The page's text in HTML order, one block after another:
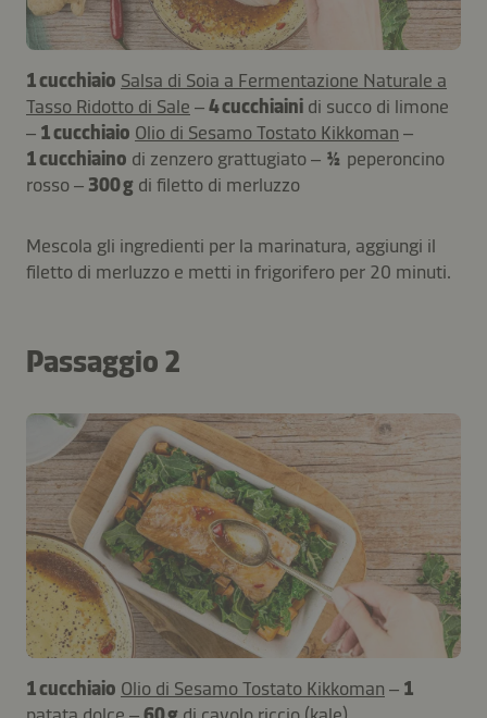
1 cucchiaio Salsa di Soia a Fermentazione Naturale a
Tasso Ridotto di Sale –4 cucchiaini di succo di limone
– 1 cucchiaio Olio di Sesamo Tostato Kikkoman –
1 cucchiaino di zenzero grattugiato – ½ peperoncino
rosso – 300 g di filetto di merluzzo
Mescola gli ingredienti per la marinatura, aggiungi il
filetto di merluzzo e metti in frigorifero per 20 minuti.
Passaggio 2
1 cucchiaio Olio di Sesamo Tostato Kikkoman – 1